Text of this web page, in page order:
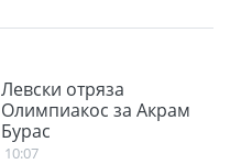
Левски отряза
Олимпиакос за Акрам
Бурас
10:07